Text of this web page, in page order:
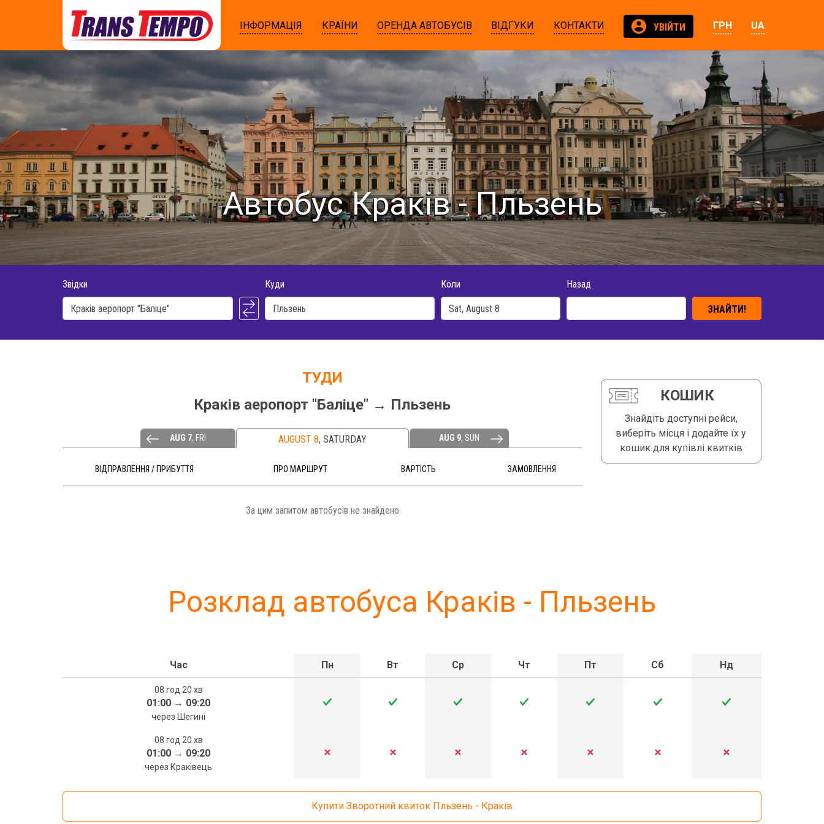
ІНФОРМАЦІЯ КРАЇНИ ОРЕНДА АВТОБУСІВ ВІДГУКИ КОНТАКТИ УВІЙТИ ГРН UA
Автобус Краків - Пльзень
Звідки Куди Коли Назад
ЗНАЙТИ!
ТУДИ
Краків аеропорт "Баліце" → Пльзень
AUG 7, FRI AUGUST 8, SATURDAY AUG 9, SUN
ВІДПРАВЛЕННЯ / ПРИБУТТЯ ПРО МАРШРУТ ВАРТІСТЬ ЗАМОВЛЕННЯ
За цим запитом автобусів не знайдено️
КОШИК
Знайдіть доступні рейси,
виберіть місця і додайте їх у
кошик для купівлі квитків
Розклад автобуса Краків - Пльзень
Час Пн Вт Ср Чт Пт Сб Нд
08 год 20 хв
01:00 → 09:20
через Шегині
08 год 20 хв
01:00 → 09:20
через Краківець
Купити Зворотний квиток Пльзень - Краків